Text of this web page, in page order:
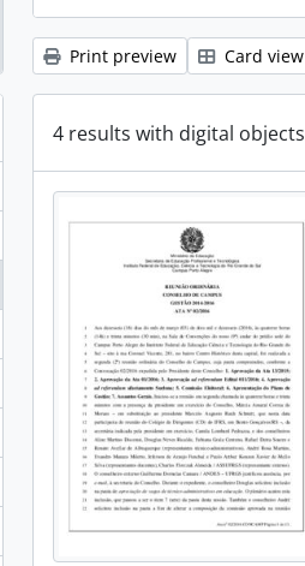
Print preview Card view
4 results with digital objects